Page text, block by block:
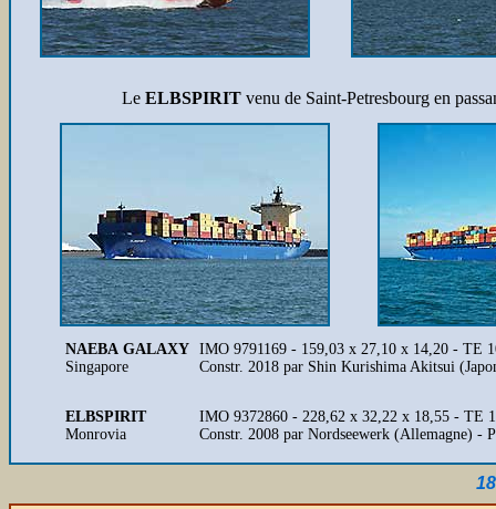
Le ELBSPIRIT venu de Saint-Petresbourg en
NAEBA GALAXY
Singapore
IMO 9791169 - 159,03 x 27,10 x 14,20 - TE
Constr. 2018 par Shin Kurishima Akitsui
ELBSPIRIT
Monrovia
IMO 9372860 - 228,62 x 32,22 x 18,55 - TE
Constr. 2008 par Nordseewerk (Allemagne) -